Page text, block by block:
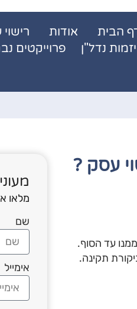
הבית אודות
יזמות נדל"ן
פרוייקטים
עסק ?
עד הסוף.
תקינה.
מלאו
שם
אימייל